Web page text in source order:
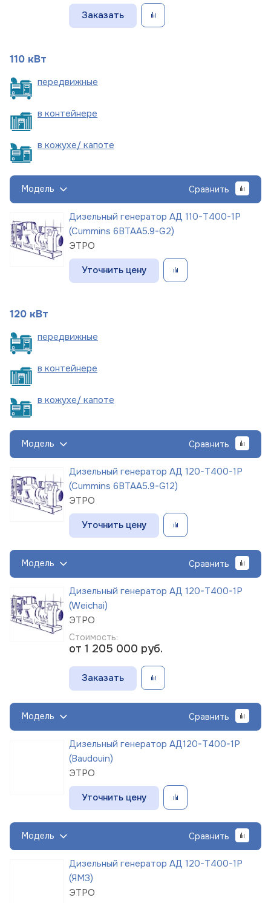
Заказать
110 кВт
передвижные
в контейнере
в кожухе/ капоте
Модель Сравнить
Дизельный генератор АД 110-Т400-1Р
(Cummins 6BTAA5.9-G2)
ЭТРО
Уточнить цену
120 кВт
передвижные
в контейнере
в кожухе/ капоте
Модель Сравнить
Дизельный генератор АД 120-Т400-1Р
(Cummins 6BTAA5.9-G12)
ЭТРО
Уточнить цену
Модель Сравнить
Дизельный генератор АД 120-Т400-1Р
(Weichai)
ЭТРО
Стоимость:
от 1 205 000 руб.
Заказать
Модель Сравнить
Дизельный генератор АД120-Т400-1Р
(Baudouin)
ЭТРО
Уточнить цену
Модель Сравнить
Дизельный генератор АД 120-Т400-1Р
(ЯМЗ)
ЭТРО